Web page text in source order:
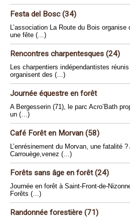
Festa del Bosc (34)
L’association La Route du Bois
une fête (…)
Rencontres charpentesques (24)
Les charpentiers indépendantistes
organisent des (…)
Journée équestre en forêt
A Bergesserin (71), le parc Acro’Bath
un (…)
Café Forêt en Morvan (58)
L’enrésinement du Morvan, une fatalité ?
Carrouège,venez (…)
Forêts sans âge en forêt (24)
Journée en forêt à Saint-Front-de-
Forêts (…)
Randonnée forestière (71)